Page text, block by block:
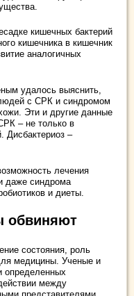
кишечных бактерий
кишечника в кишечник
аналогичных
удалось выяснить,
с СРК и синдромом
Эти и другие данные
– не только в
Дисбактериоз –
лечения
даже синдрома
и диеты.
обвиняют
состояния, роль
медицины. Ученые и
определенных
между